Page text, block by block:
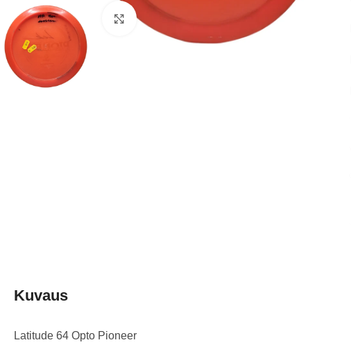
Klikkaa suuremmaksi
Kuvaus
Latitude 64 Opto Pioneer